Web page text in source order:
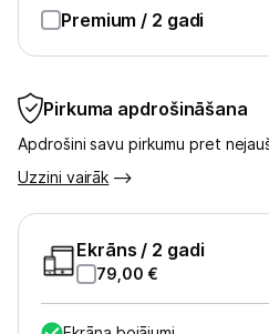
Informācija
Pirkuma apdrošināšana
Apdrošini savu pirkumu pret
Uzzini vairāk
Ekrāns / 2 gadi
79,00 €
Premium / 2 gadi